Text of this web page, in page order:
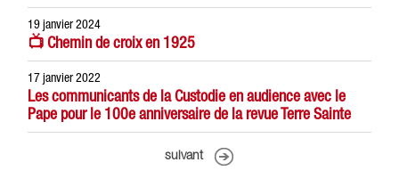
19 janvier 2024
📺 Chemin de croix en 1925
17 janvier 2022
Les communicants de la Custodie en audience avec le
Pape pour le 100e anniversaire de la revue Terre Sainte
suivant